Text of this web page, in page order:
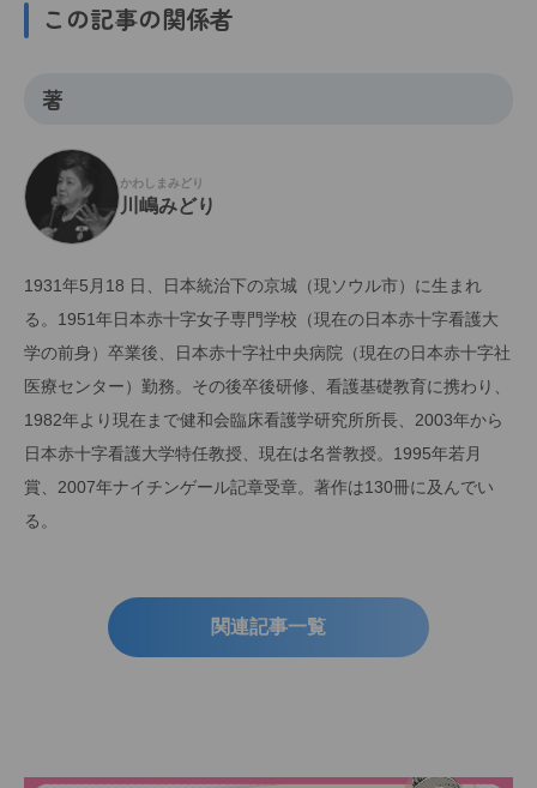
この記事の関係者
著
かわしまみどり
川嶋みどり
1931年5月18 日、日本統治下の京城（現ソウル市）に生まれ
る。1951年日本赤十字女子専門学校（現在の日本赤十字看護大
学の前身）卒業後、日本赤十字社中央病院（現在の日本赤十字社
医療センター）勤務。その後卒後研修、看護基礎教育に携わり、
1982年より現在まで健和会臨床看護学研究所所長、2003年から
日本赤十字看護大学特任教授、現在は名誉教授。1995年若月
賞、2007年ナイチンゲール記章受章。著作は130冊に及んでい
る。
関連記事一覧